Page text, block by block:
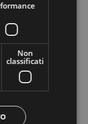
Non
classificati